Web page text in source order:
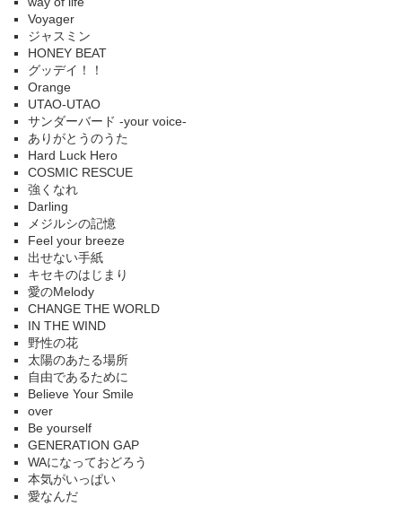
Voyager
ジャスミン
HONEY BEAT
グッデイ！！
Orange
UTAO-UTAO
サンダーバード -your voice-
ありがとうのうた
Hard Luck Hero
COSMIC RESCUE
強くなれ
Darling
メジルシの記憶
Feel your breeze
出せない手紙
キセキのはじまり
愛のMelody
CHANGE THE WORLD
IN THE WIND
野性の花
太陽のあたる場所
自由であるために
Believe Your Smile
over
Be yourself
GENERATION GAP
WAになっておどろう
本気がいっぱい
愛なんだ